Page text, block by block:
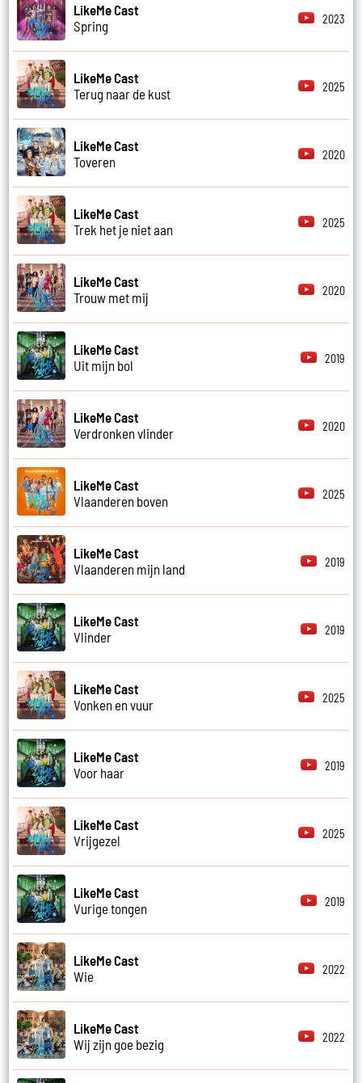
LikeMe Cast
Spring
2023
LikeMe Cast
Terug naar de kust
2025
LikeMe Cast
Toveren
2020
LikeMe Cast
Trek het je niet aan
2025
LikeMe Cast
Trouw met mij
2020
LikeMe Cast
Uit mijn bol
2019
LikeMe Cast
Verdronken vlinder
2020
LikeMe Cast
Vlaanderen boven
2025
LikeMe Cast
Vlaanderen mijn land
2019
LikeMe Cast
Vlinder
2019
LikeMe Cast
Vonken en vuur
2025
LikeMe Cast
Voor haar
2019
LikeMe Cast
Vrijgezel
2025
LikeMe Cast
Vurige tongen
2019
LikeMe Cast
Wie
2022
LikeMe Cast
Wij zijn goe bezig
2022